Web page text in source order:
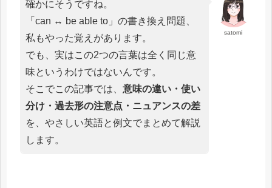
satomi
確かにそうですね。
「can ↔ be able to」の書き換え問題、
私もやった覚えがあります。
でも、実はこの2つの言葉は全く同じ意
味というわけではないんです。
そこでこの記事では、 意味の違い・使い
分け・過去形の注意点・ニュアンスの差
を、やさしい英語と例文でまとめて解説
します。